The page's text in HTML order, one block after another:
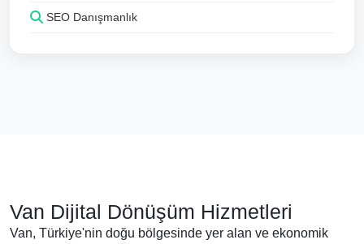
SEO Danışmanlık
Van Dijital Dönüşüm Hizmetleri
Van, Türkiye'nin doğu bölgesinde yer alan ve ekonomik